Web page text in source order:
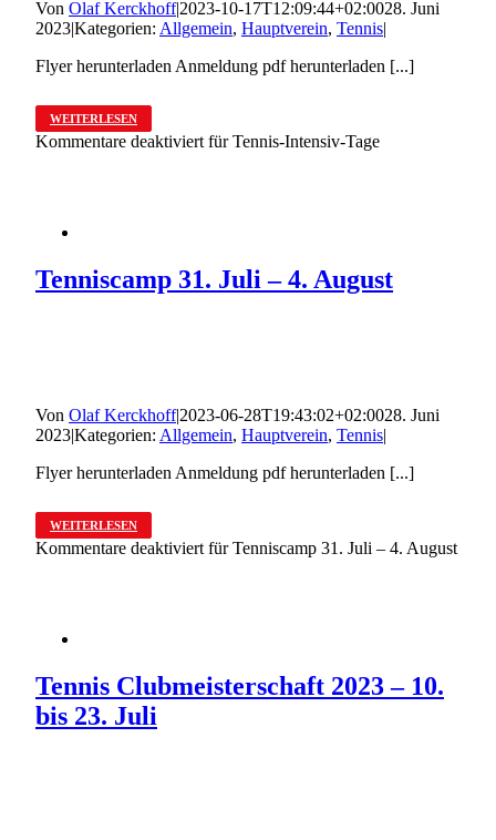
Von Olaf Kerckhoff|2023-10-17T12:09:44+02:0028. Juni
2023|Kategorien: Allgemein, Hauptverein, Tennis|
Flyer herunterladen Anmeldung pdf herunterladen [...]
WEITERLESEN
Kommentare deaktiviert für Tennis-Intensiv-Tage
Tenniscamp 31. Juli – 4. August
Von Olaf Kerckhoff|2023-06-28T19:43:02+02:0028. Juni
2023|Kategorien: Allgemein, Hauptverein, Tennis|
Flyer herunterladen Anmeldung pdf herunterladen [...]
WEITERLESEN
Kommentare deaktiviert für Tenniscamp 31. Juli – 4. August
Tennis Clubmeisterschaft 2023 – 10.
bis 23. Juli